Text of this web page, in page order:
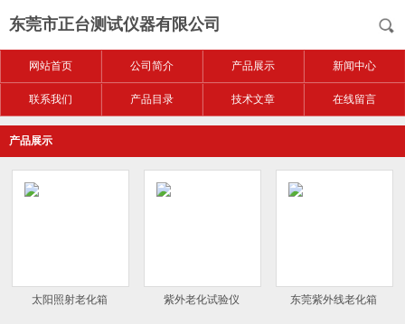
东莞市正台测试仪器有限公司
网站首页 公司简介 产品展示 新闻中心
联系我们 产品目录 技术文章 在线留言
产品展示
太阳照射老化箱 紫外老化试验仪 东莞紫外线老化箱